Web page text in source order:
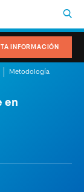
INFORMACIÓN
Metodología
en